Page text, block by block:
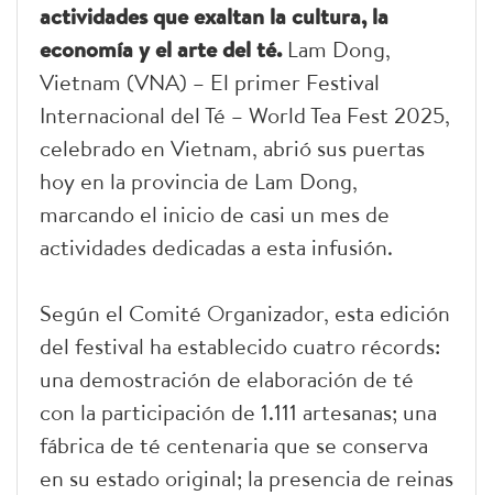
actividades que exaltan la cultura, la
economía y el arte del té. Lam Dong,
Vietnam (VNA) – El primer Festival
Internacional del Té – World Tea Fest 2025,
celebrado en Vietnam, abrió sus puertas
hoy en la provincia de Lam Dong,
marcando el inicio de casi un mes de
actividades dedicadas a esta infusión.
Según el Comité Organizador, esta edición
del festival ha establecido cuatro récords:
una demostración de elaboración de té
con la participación de 1.111 artesanas; una
fábrica de té centenaria que se conserva
en su estado original; la presencia de reinas